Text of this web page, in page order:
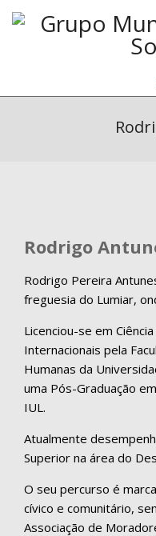
Skip
Municipal
Navigation
Rodrigo
Rodrigo Pereira
freguesia do Lumiar,
Licenciou-se em
Internacionais pela
Humanas da
uma Pós-Graduação
IUL.
Atualmente
Superior na área do
O seu percurso é
cívico e comunitário,
Associação de